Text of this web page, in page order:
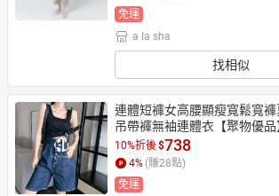
電子/紙本書
免運
a la sha
找相似
連體短褲女高腰顯瘦寬鬆寬
吊帶褲無袖連體衣【聚物優品
10%折後$738
4% (賺28點)
免運